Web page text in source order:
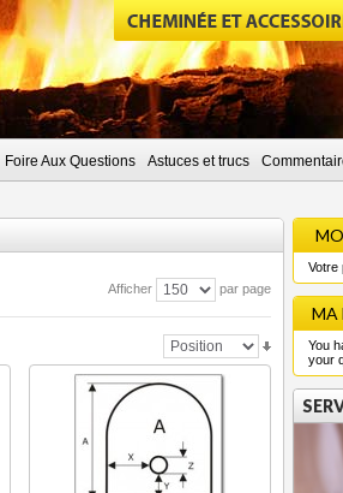
Foire Aux Questions Astuces et trucs
Afficher par page
Votre
MA
You
your